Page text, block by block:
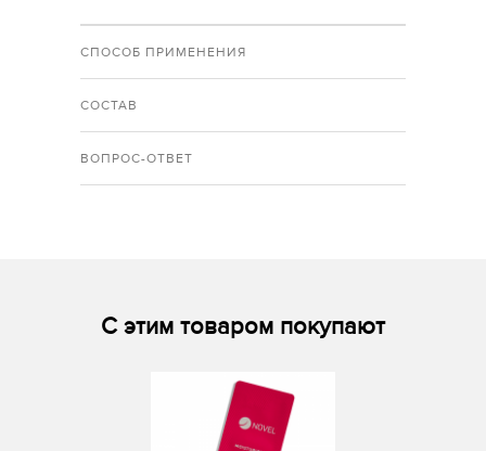
СПОСОБ ПРИМЕНЕНИЯ
СОСТАВ
ВОПРОС-ОТВЕТ
С этим товаром покупают